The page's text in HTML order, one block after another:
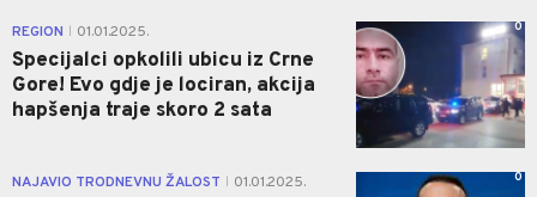
REGION 01.01.2025.
Specijalci opkolili ubicu iz Crne
Gore! Evo gdje je lociran, akcija
hapšenja traje skoro 2 sata
0
NAJAVIO TRODNEVNU ŽALOST 01.01.2025. 0